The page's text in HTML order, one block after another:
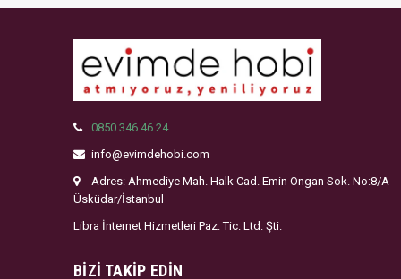
0850 346 46 24
info@evimdehobi.com
Adres: Ahmediye Mah. Halk Cad. Emin Ongan Sok. No:8/A
Üsküdar/İstanbul
Libra İnternet Hizmetleri Paz. Tic. Ltd. Şti.
BIZI TAKIP EDIN